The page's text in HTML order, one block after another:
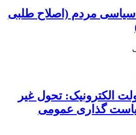
مردم (اصلاح طلبی
الکترونیک: تحول غیر
گذاری عمومی